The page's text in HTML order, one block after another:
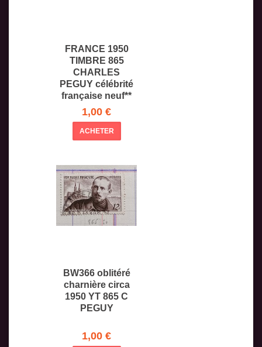
FRANCE 1950
TIMBRE 865
CHARLES
PEGUY célébrité
française neuf**
VF
1,00 €
ACHETER
BW366 oblitéré
charnière circa
1950 YT 865 C
PEGUY
1,00 €